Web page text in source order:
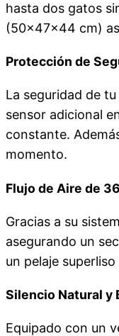
hasta dos gatos
(50x47x44 cm)
Protección de
La seguridad de
sensor adicional
constante.
momento.
Flujo de Aire de
Gracias a su
asegurando un
un pelaje
Silencio Natural y
Equipado con un